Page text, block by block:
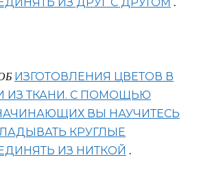
.
ИЗГОТОВЛЕНИЯ ЦВЕТОВ В
ИЗ ТКАНИ. С ПОМОЩЬЮ
ВЫ НАУЧИТЕСЬ
КРУГЛЫЕ
ИЗ НИТКОЙ .